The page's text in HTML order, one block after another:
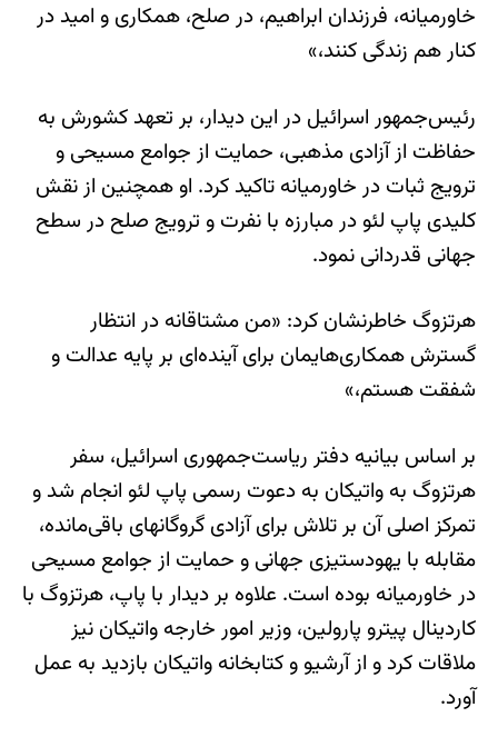
خاورمیانه، فرزندان ابراهیم، در صلح، همکاری و امید در
کنار هم زندگی کنند،»
رئیس‌جمهور اسرائیل در این دیدار، بر تعهد کشورش به
حفاظت از آزادی مذهبی، حمایت از جوامع مسیحی و
ترویج ثبات در خاورمیانه تاکید کرد. او همچنین از نقش
کلیدی پاپ لئو در مبارزه با نفرت و ترویج صلح در سطح
جهانی قدردانی نمود.
هرتزوگ خاطرنشان کرد: «من مشتاقانه در انتظار
گسترش همکاری‌هایمان برای آینده‌ای بر پایه عدالت و
شفقت هستم،»
بر اساس بیانیه دفتر ریاست‌جمهوری اسرائیل، سفر
هرتزوگ به واتیکان به دعوت رسمی پاپ لئو انجام شد و
تمرکز اصلی آن بر تلاش برای آزادی گروگانهای باقی‌مانده،
مقابله با یهودستیزی جهانی و حمایت از جوامع مسیحی
در خاورمیانه بوده است. علاوه بر دیدار با پاپ، هرتزوگ با
کاردینال پیترو پارولین، وزیر امور خارجه واتیکان نیز
ملاقات کرد و از آرشیو و کتابخانه واتیکان بازدید به عمل
آورد.